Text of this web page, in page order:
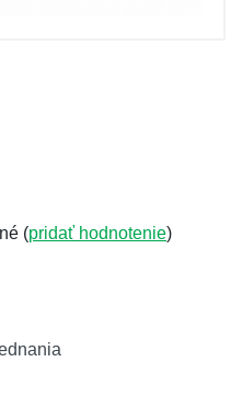
(pridať hodnotenie)